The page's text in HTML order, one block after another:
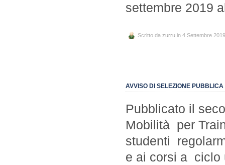
settembre 2019
Scritto da zurru in 4 Settembre 2019
AVVISO DI SELEZIONE
Pubblicato il
Mobilità per
studenti
e ai corsi a ciclo